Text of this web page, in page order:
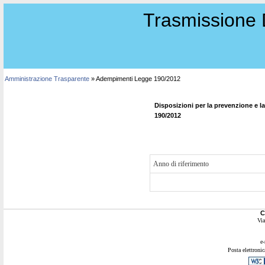
Trasmissione
Amministrazione Trasparente » Adempimenti Legge 190/2012
Disposizioni per la prevenzione e
190/2012
Anno di riferimento
Posta